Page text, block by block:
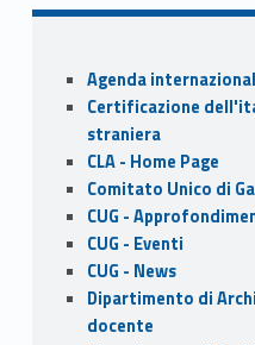
b
o
o
k
d
o
n
l e
Sidebar
Agenda
Certificazione
straniera
CLA - Home Page
Comitato Unico di
CUG -
CUG - Eventi
CUG - News
Dipartimento di
docente